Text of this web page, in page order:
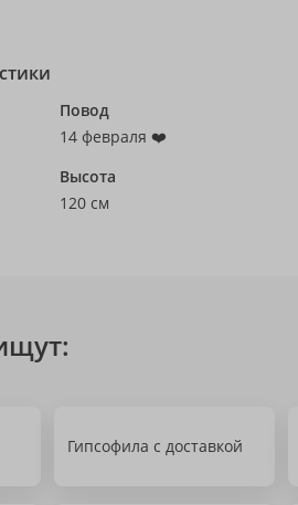
Повод
14 февраля ❤️
Высота
120 см
Гипсофила с доставкой